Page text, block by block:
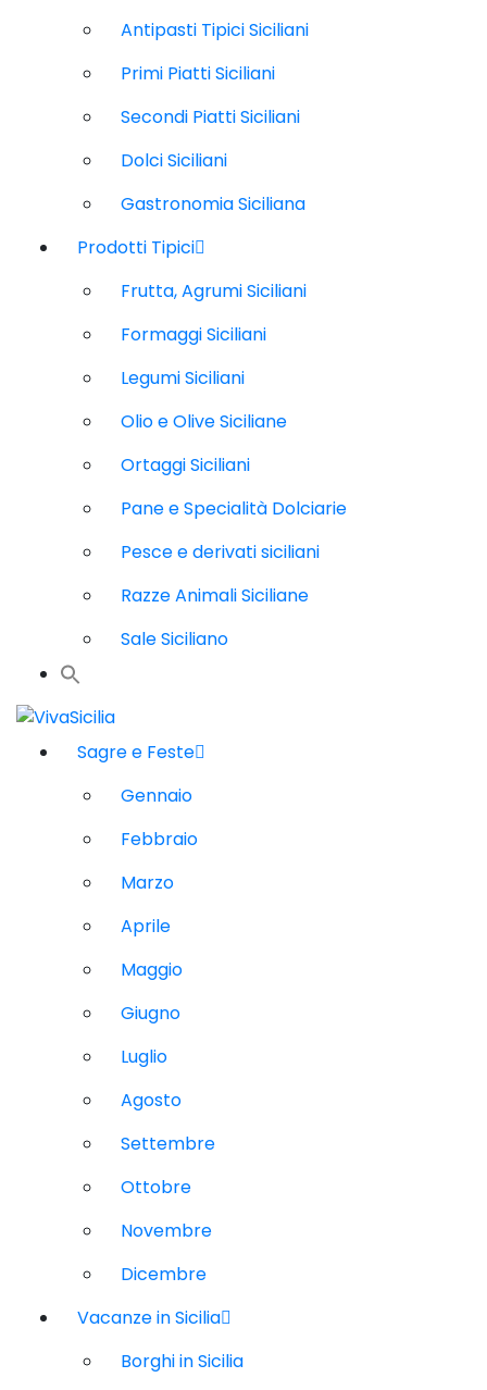
Antipasti Tipici Siciliani
Primi Piatti Siciliani
Secondi Piatti Siciliani
Dolci Siciliani
Gastronomia Siciliana
Prodotti Tipici
Frutta, Agrumi Siciliani
Formaggi Siciliani
Legumi Siciliani
Olio e Olive Siciliane
Ortaggi Siciliani
Pane e Specialità Dolciarie
Pesce e derivati siciliani
Razze Animali Siciliane
Sale Siciliano
Sagre e Feste
Gennaio
Febbraio
Marzo
Aprile
Maggio
Giugno
Luglio
Agosto
Settembre
Ottobre
Novembre
Dicembre
Vacanze in Sicilia
Borghi in Sicilia